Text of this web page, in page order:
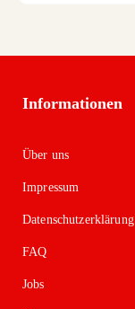
Informationen
Über uns
Impressum
Datenschutzerklärung
FAQ
Jobs